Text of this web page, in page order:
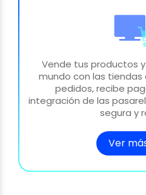
Vende tus productos
mundo con las tiendas
pedidos, recibe
integración de las
segura y
Ver